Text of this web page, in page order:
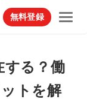
無料登録
する？働
トを解